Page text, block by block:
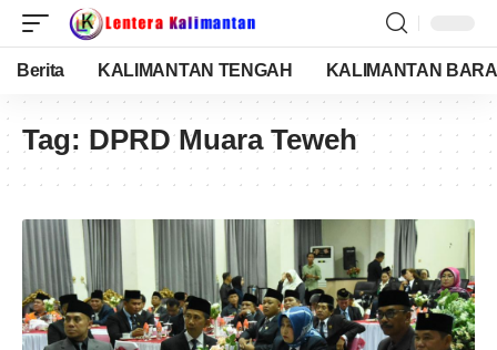
Berita KALIMANTAN TENGAH KALIMANTAN
Tag: DPRD Muara Teweh